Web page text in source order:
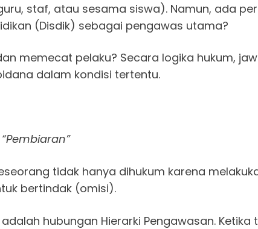
staf, atau sesama siswa). Namun, ada
(Disdik) sebagai pengawas utama?
memecat pelaku? Secara logika hukum,
dalam kondisi tertentu.
tidak hanya dihukum karena
bertindak (omisi).
hubungan Hierarki Pengawasan.